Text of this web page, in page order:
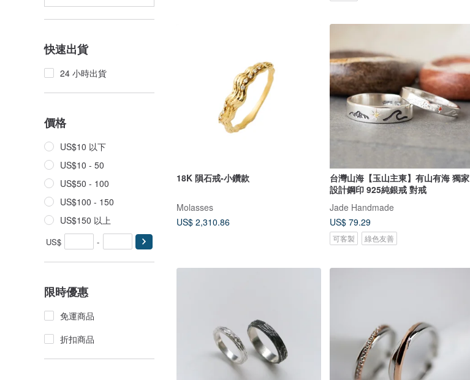
快速出貨
24 小時出貨
價格
US$10 以下
US$10 - 50
US$50 - 100
US$100 - 150
US$150 以上
US$ -
限時優惠
免運商品
折扣商品
18K 隕石戒-小鑽款
Molasses
US$ 2,310.86
台灣山海【玉山主東】有山有海 獨家
設計鋼印 925純銀戒 對戒
Jade Handmade
US$ 79.29
可客製 綠色友善